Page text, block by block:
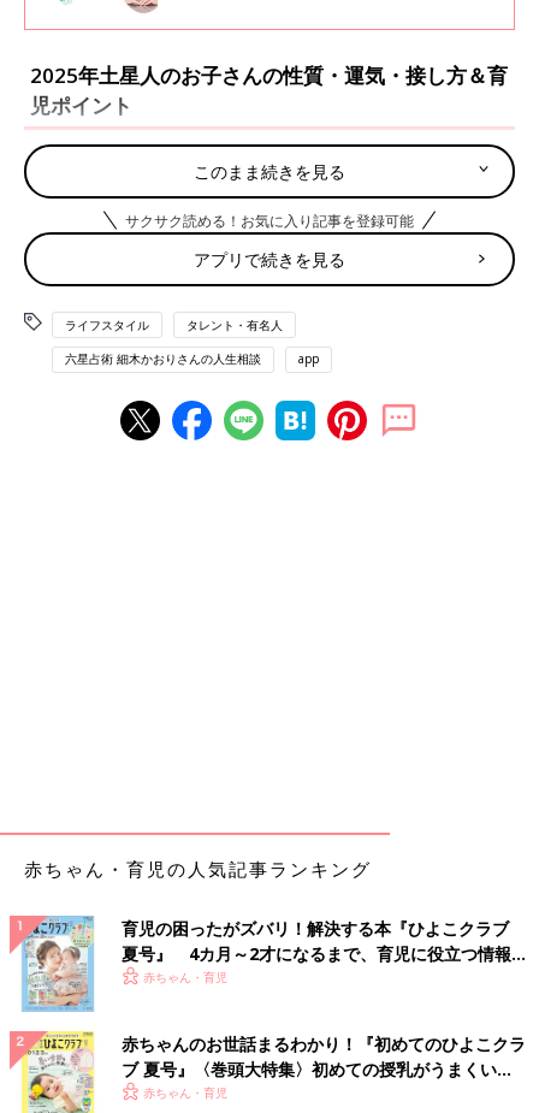
なたの来年がどんな年になるか運命星ごとに教
2025年土星人のお子さんの性質・運気・接し方＆育
児ポイント
穏やかでのんびりした印象の土星人の子。面倒見もよく、年下の
子のお世話や大人のお手伝いも自分からやってくれるなど「いい
子」の反面、頑固な一面もあります。思いどおりにならないとキ
ーッと泣いてグズることもしばしば。普段のおりこうさんぶりと
さらにパワーアップするだけでなく、これまでにないほどの力を
発揮できるはずです。
■2025年の土星人―のお子さんへの接し方＆育児ポイントは？
2025年に親としてできる行動をお教えしましょう。それはお子
さんに、さまざまな体験をさせてあげることだといえます。お子
さんは運気の上昇にともなって、やる気や集中力も高まっている
状態。ぜひ、様々な価値観や体験に触れさせるお手伝いをしてあ
げて。旅行先でアスレチックに挑戦したり、街の歴史を教えた
り、コンサートや美術館を訪れても○。普段家事をしないお子さ
んであれば、お手伝いをお願いするだけでも、よい刺激になるで
このまま続きを見る
サクサク読める！お気に入り記事を登録可能
アプリで続きを見る
ライフスタイル タレント・有名人
六星占術 細木かおりさんの人生相談 app
赤ちゃん・育児の人気記事ランキング
育児の困ったがズバリ！解決する本『ひよこクラブ
夏号』 4カ月～2才になるまで、育児に役立つ情報が
いっぱい！
赤ちゃん・育児
赤ちゃんのお世話まるわかり！『初めてのひよこクラ
ブ 夏号』〈巻頭大特集〉初めての授乳がうまくい
く！ おっぱい・ミルクの基本と夏のトラブル 解決テ
赤ちゃん・育児